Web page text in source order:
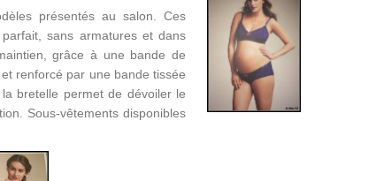
présentés au salon. Ces
sans armatures et dans
grâce à une bande de
renforcé par une bande tissée
bretelle permet de dévoiler le
Sous-vêtements disponibles